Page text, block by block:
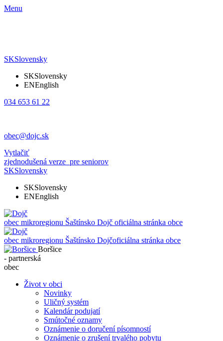
Menu
SKSlovensky
SKSlovensky
ENEnglish
034 653 61 22
obec@dojc.sk
Vytlačiť
zjednodušená verze pre seniorov
SKSlovensky
SKSlovensky
ENEnglish
obec mikroregionu Šaštínsko Dojč oficiálna stránka obce
obec mikroregionu Šaštínsko Dojčoficiálna stránka obce
Boršice
- partnerská
obec
Život v obci
Novinky
Uličný systém
Kalendár podujatí
Smútočné oznamy
Oznámenie o doručení písomností
Oznámenie o zrušení trvalého pobytu